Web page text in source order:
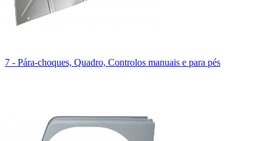
7 - Pára-choques, Quadro, Controlos manuais e para pés